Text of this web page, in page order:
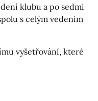
klubu a po sedmi
s celým vedením
vyšetřování, které